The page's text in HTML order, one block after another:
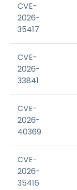
CVE-
2026-
35417
CVE-
2026-
33841
CVE-
2026-
40369
CVE-
2026-
35416